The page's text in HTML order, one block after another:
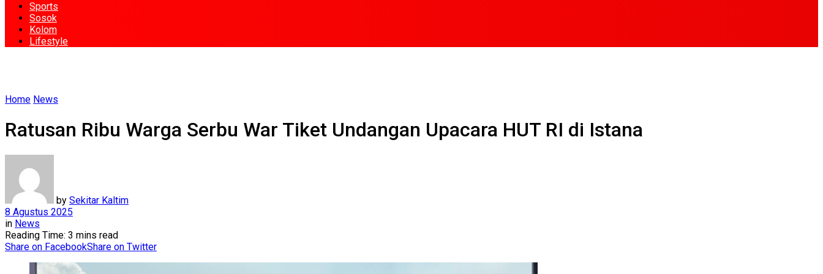
Sports
Sosok
Kolom
Lifestyle
Home News
Ratusan Ribu Warga Serbu War Tiket Undangan Upacara HUT RI di Istana
by Sekitar Kaltim
8 Agustus 2025
in News
Reading Time: 3 mins read
Share on FacebookShare on Twitter